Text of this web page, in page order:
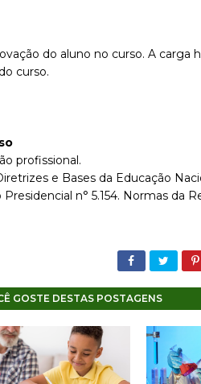
do aluno no curso. A carga
curso.
profissional.
e Bases da Educação
n° 5.154. Normas da
GOSTE DESTAS POSTAGENS